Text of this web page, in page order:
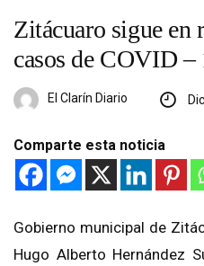
Zitácuaro sigue en
casos de COVID –
El Clarín Diario
Comparte esta noticia
Gobierno municipal de
Hugo Alberto Hernández